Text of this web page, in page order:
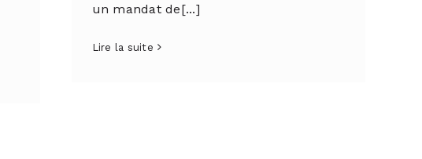
un mandat de[...]
Lire la suite